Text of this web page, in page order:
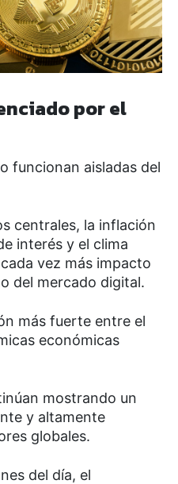
por el
funcionan aisladas del
centrales, la inflación
interés y el clima
vez más impacto
del mercado digital.
más fuerte entre el
económicas
mostrando un
y altamente
globales.
del día, el